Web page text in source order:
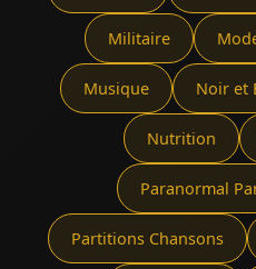
Militaire
Musique Noir et
Nutrition
Paranormal
Partitions Chansons